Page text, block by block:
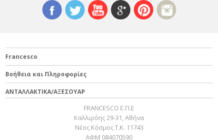
Francesco
Βοήθεια και Πληροφορίες
ΑΝΤΑΛΛΑΚΤΙΚΑ/ΑΞΕΣΟΥΑΡ
FRANCESCO Ε.Π.Ε
Καλλιρόης 29-31, Αθήνα
Νέος Κόσμος Τ.Κ. 11743
ΑΦΜ 084070590